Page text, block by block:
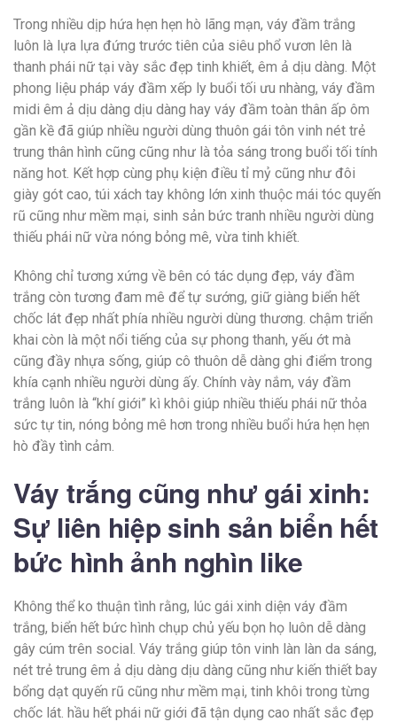
Trong nhiều dịp hứa hẹn hẹn hò lãng mạn, váy đầm trắng
luôn là lựa lựa đứng trước tiên của siêu phổ vươn lên là
thanh phái nữ tại vày sắc đẹp tinh khiết, êm ả dịu dàng. Một
phong liệu pháp váy đầm xếp ly buổi tối ưu nhàng, váy đầm
midi êm ả dịu dàng dịu dàng hay váy đầm toàn thân ấp ôm
gần kề đã giúp nhiều người dùng thuôn gái tôn vinh nét trẻ
trung thân hình cũng cũng như là tỏa sáng trong buổi tối tính
năng hot. Kết hợp cùng phụ kiện điều tỉ mỷ cũng như đôi
giày gót cao, túi xách tay không lớn xinh thuộc mái tóc quyến
rũ cũng như mềm mại, sinh sản bức tranh nhiều người dùng
thiếu phái nữ vừa nóng bỏng mê, vừa tinh khiết.
Không chỉ tương xứng về bên có tác dụng đẹp, váy đầm
trắng còn tương đam mê để tự sướng, giữ giàng biển hết
chốc lát đẹp nhất phía nhiều người dùng thương. chậm triển
khai còn là một nổi tiếng của sự phong thanh, yếu ớt mà
cũng đầy nhựa sống, giúp cô thuôn dễ dàng ghi điểm trong
khía cạnh nhiều người dùng ấy. Chính vày nắm, váy đầm
trắng luôn là “khí giới” kì khôi giúp nhiều thiếu phái nữ thỏa
sức tự tin, nóng bỏng mê hơn trong nhiều buổi hứa hẹn hẹn
hò đầy tình cảm.
Váy trắng cũng như gái xinh:
Sự liên hiệp sinh sản biển hết
bức hình ảnh nghìn like
Không thể ko thuận tình rằng, lúc gái xinh diện váy đầm
trắng, biển hết bức hình chụp chủ yếu bọn họ luôn dễ dàng
gây cúm trên social. Váy trắng giúp tôn vinh làn làn da sáng,
nét trẻ trung êm ả dịu dàng dịu dàng cũng như kiến thiết bay
bổng dạt quyến rũ cũng như mềm mại, tinh khôi trong từng
chốc lát. hầu hết phái nữ giới đã tận dụng cao nhất sắc đẹp